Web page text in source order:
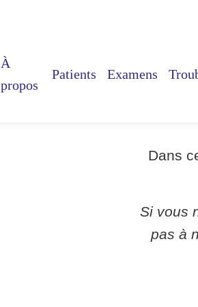
À
propos
Patients Examens
Dans
Si vous
pas à